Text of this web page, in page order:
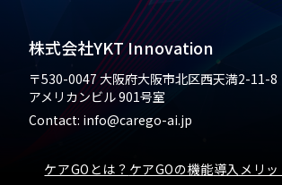
株式会社YKT Innovation
〒530-0047大阪府大阪市北区西天満2-11-8
アメリカンビル 901号室
Contact: info@carego-ai.jp
ケアGOとは？ ケアGOの機能導入メリッ